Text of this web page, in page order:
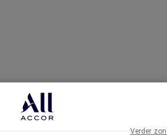
Verder